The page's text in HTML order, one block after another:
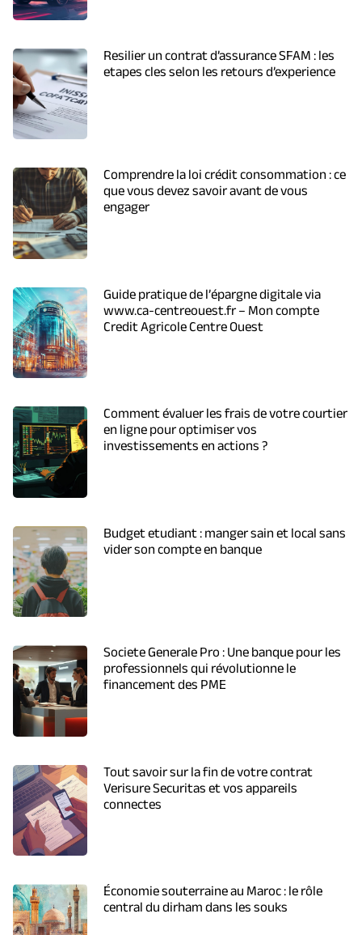
Resilier un contrat d’assurance SFAM : les
etapes cles selon les retours d’experience
Comprendre la loi crédit consommation : ce
que vous devez savoir avant de vous
engager
Guide pratique de l’épargne digitale via
www.ca-centreouest.fr – Mon compte
Credit Agricole Centre Ouest
Comment évaluer les frais de votre courtier
en ligne pour optimiser vos
investissements en actions ?
Budget etudiant : manger sain et local sans
vider son compte en banque
Societe Generale Pro : Une banque pour les
professionnels qui révolutionne le
financement des PME
Tout savoir sur la fin de votre contrat
Verisure Securitas et vos appareils
connectes
Économie souterraine au Maroc : le rôle
central du dirham dans les souks